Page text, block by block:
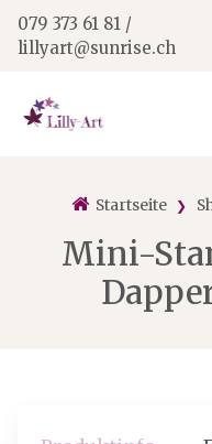
079 373 61 81 /
lillyart@sunrise.ch
Startseite
Mini-